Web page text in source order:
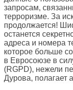
запросам,
терроризме. За
продолжается!
останется
адреса и номера
которое больше
в Евросоюзе в
(RGPD), нежели
Дурова, полагает